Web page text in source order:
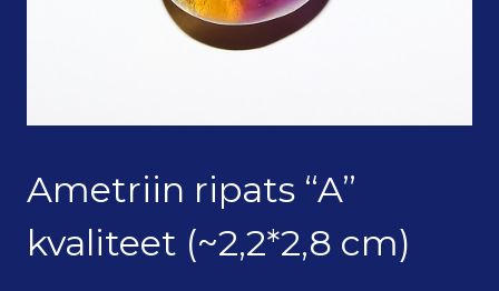
Ametriin ripats “A”
kvaliteet (~2,2*2,8 cm)